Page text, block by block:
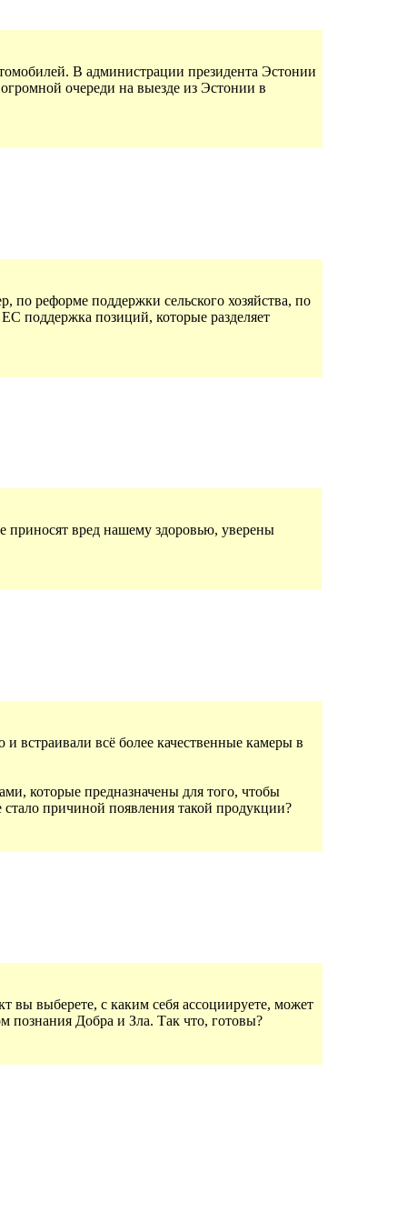
В администрации президента Эстонии
очереди на выезде из Эстонии в
реформе поддержки сельского хозяйства, по
поддержка позиций, которые разделяет
вред нашему здоровью, уверены
встраивали всё более качественные камеры в
которые предназначены для того, чтобы
причиной появления такой продукции?
вы выберете, с каким себя ассоциируете, может
познания Добра и Зла. Так что, готовы?